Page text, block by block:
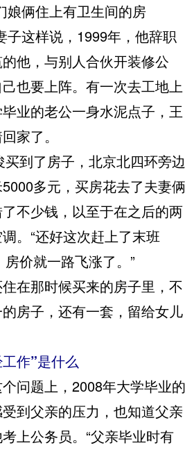
俩住上有卫生间的房
子这样说，1999年，他辞职
他，与别人合伙开装修公
也要上阵。有一次去工地上
业的老公一身水泥点子，王
家了。
到了房子，北京北四环旁边
多元，买房花去了夫妻俩
不少钱，以至于在之后的两
。“还好这次赶上了末班
价就一路飞涨了。”
那时候买来的房子里，不
房子，还有一套，留给女儿
作”是什么
题上，2008年大学毕业的
到父亲的压力，也知道父亲
上公务员。“父亲毕业时有